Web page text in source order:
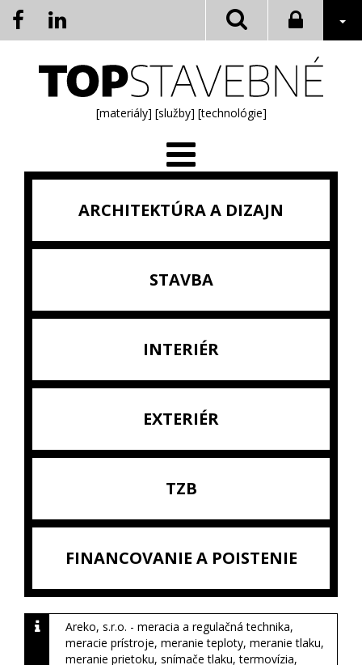
[materiály] [služby] [technológie]
ARCHITEKTÚRA A DIZAJN
STAVBA
INTERIÉR
EXTERIÉR
TZB
FINANCOVANIE A POISTENIE
Areko, s.r.o. - meracia a regulačná technika,
meracie prístroje, meranie teploty, meranie tlaku,
meranie prietoku, snímače tlaku, termovízia,